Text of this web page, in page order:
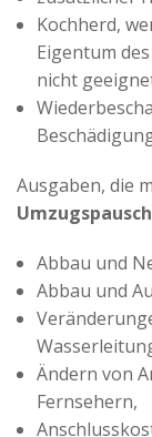
Kochherd,
Eigentum
nicht
Ausgaben, die
Abbau und
Abbau und
Ändern von
Fernsehern,